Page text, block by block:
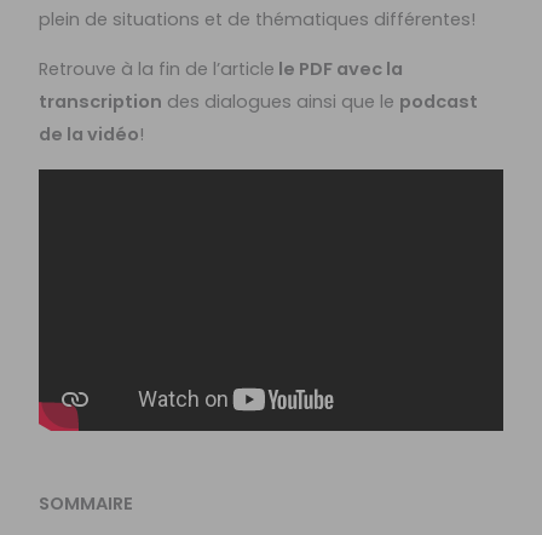
plein de situations et de thématiques différentes!
Retrouve à la fin de l’article le PDF avec la
transcription des dialogues ainsi que le podcast
de la vidéo!
SOMMAIRE